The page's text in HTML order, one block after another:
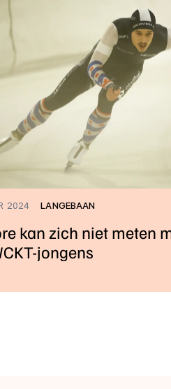
2024 LANGEBAAN
kan zich niet meten
jongens